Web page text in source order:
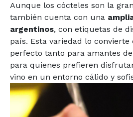
Aunque los cócteles son la
también cuenta con una
argentinos, con etiquetas de
país. Esta variedad lo convierte
perfecto tanto para amantes
para quienes prefieren
vino en un entorno cálido y